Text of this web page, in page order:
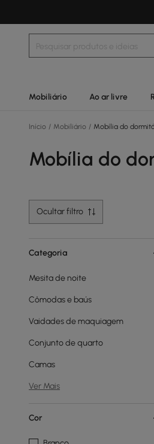
Mobiliário Ao ar livre
Início / Mobiliário / Mobília do
Mobília do
Ocultar filtro
Categoria
Mesita de noite
Cômodas e baús
Vaidades de maquiagem
Conjunto de quarto
Camas
Ver Mais
Cor